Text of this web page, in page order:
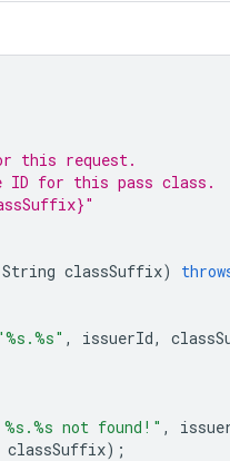
this request.
ID for this pass class.
String classSuffix)
, issuerId,
not found!" ,
classSuffix);